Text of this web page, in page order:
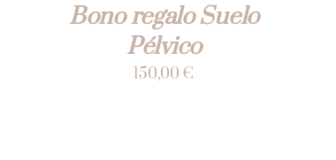
Bono regalo Suelo
Pélvico
150,00€